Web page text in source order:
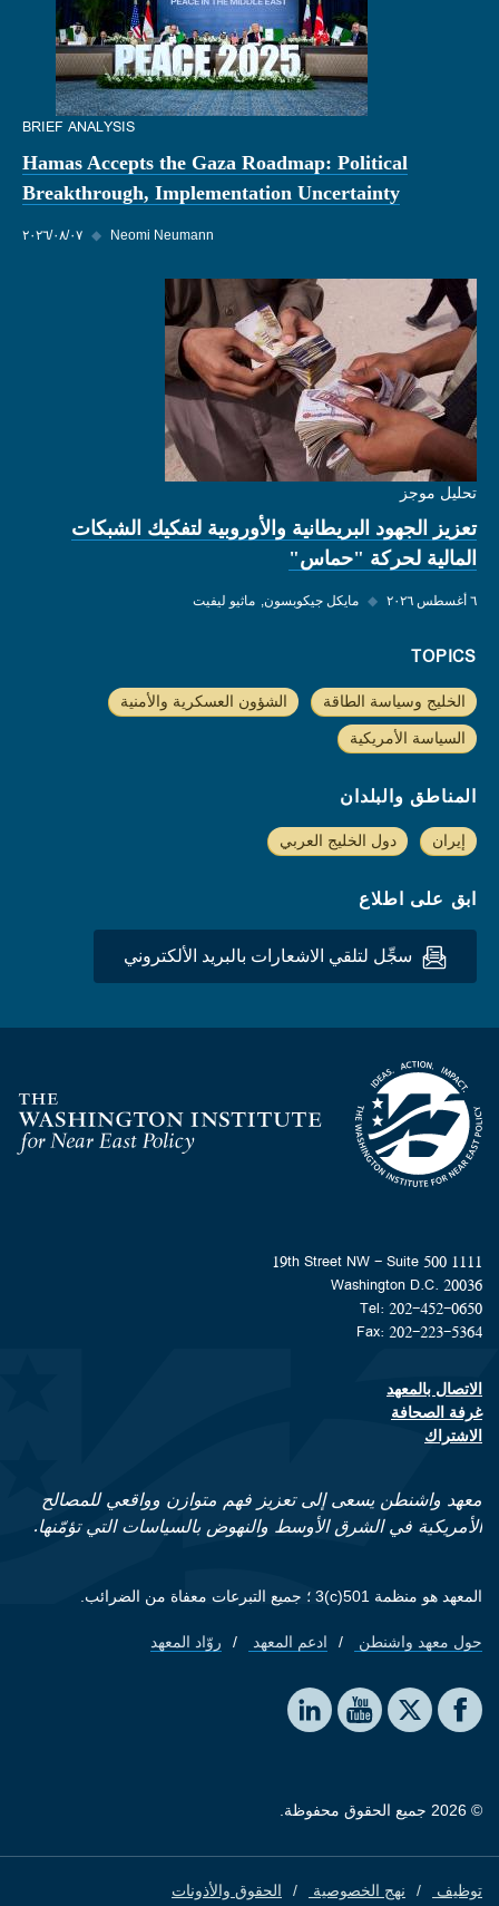
BRIEF ANALYSIS
Hamas Accepts the Gaza Roadmap: Political
Breakthrough, Implementation Uncertainty
٠٧‏/٠٨‏/٢٠٢٦ ◆ Neomi Neumann
تحليل موجز
تعزيز الجهود البريطانية والأوروبية لتفكيك الشبكات
المالية لحركة "حماس"
٦ أغسطس ٢٠٢٦ ◆ مايكل جيكوبسون ماثيو ليفيت
TOPICS
الخليج وسياسة الطاقة الشؤون العسكرية والأمنية
السياسة الأمريكية
المناطق والبلدان
إيران دول الخليج العربي
ابق على اطلاع
سجِّل لتلقي الاشعارات بالبريد الألكتروني
Homepage
1111 19th Street NW - Suite 500
Washington D.C. 20036
Tel: 202-452-0650
Fax: 202-223-5364
Footer contact links
الاتصال بالمعهد
غرفة الصحافة
الاشتراك
معهد واشنطن يسعى إلى تعزيز فهم متوازن وواقعي للمصالح
الأمريكية في الشرق الأوسط والنهوض بالسياسات التي تؤمّنها.
المعهد هو منظمة 501(c)3 ؛ جميع التبرعات معفاة من الضرائب.
Footer quick links
حول معهد واشنطن ادعم المعهد روّاد المعهد
Social media
The Washington Institute on Facebook
The Washington Institute on X
The Washington Institute on YouTube
The Washington Institute on LinkedIn
© 2026 جميع الحقوق محفوظة.
Footer
توظيف نهج الخصوصية الحقوق والأذونات